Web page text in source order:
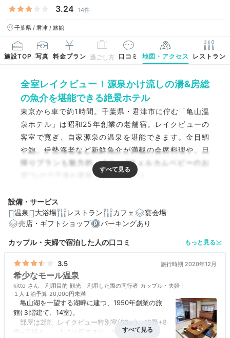
3.24 14件
千葉県 / 君津 / 旅館
施設TOP 写真 料金プラン 過ごし方 口コミ 地図・アクセス レストラン
全室レイクビュー！源泉かけ流しの湯&房総
の魚介を堪能できる絶景ホテル
東京から車で約1時間。千葉県・君津市に佇む「亀山温
泉ホテル」は昭和25年創業の老舗宿。レイクビューの
客室で寛ぎ、自家源泉の温泉を堪能できます。金目鯛
や鮑、伊勢海老など新鮮魚介が満載の会席料理や、日
帰りプランも魅力的。また、“ウェルカムベビーのお
宿”なので子連れ家族でも安心ですよ。
編集部おすすめの３つのポイント
全室から亀山湖が見える♩四季折々の自然に癒される客
室
一部の湯船は、源泉かけ流し！自家源泉の良質な温泉施
設
房総半島や全国の厳選食材を使用。心浮き立つ朝食&朝食
設備・サービス
温泉
大浴場 レストラン カフェ
宴会場
売店・ギフトショップ
パーキングあり
カップル・夫婦で宿泊した人の口コミ もっと見る
3.5 旅行時期 2020年12月
希少なモール温泉
kitto 利用目的 観光 利用した際の同行者 カップル・夫婦
１人１泊予算 20,000円未満
亀山湖を一望する湖畔に建つ、1950年創業の旅
館(３階建て、14室)。
部屋は2階、レイクビュー特別室(66㎡)。12畳+8
畳+広縁と、二人には広すぎた。無料WiFi、冷蔵